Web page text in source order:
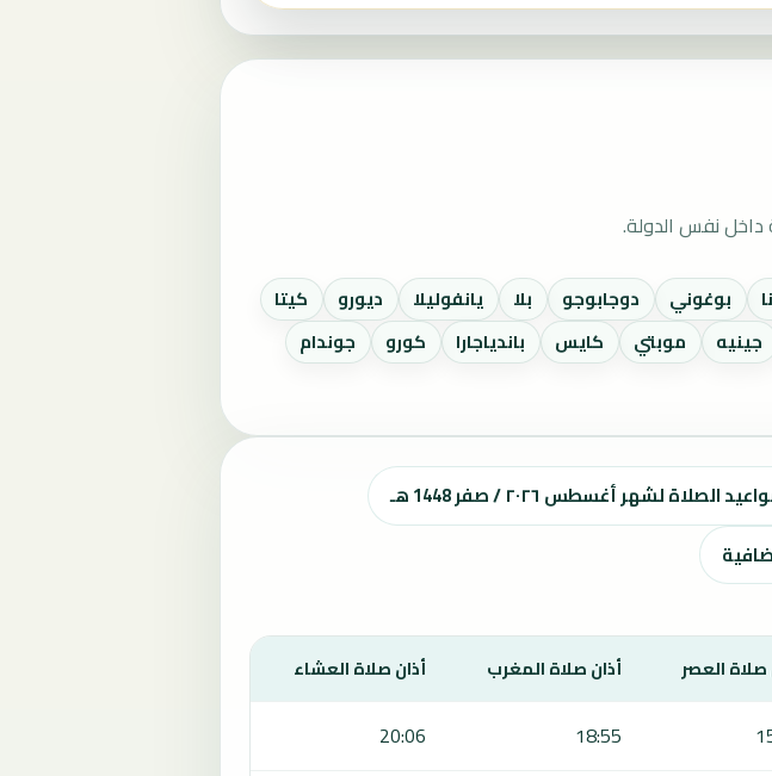
داخل نفس الدولة.
بوغوني دوجابوجو بلا يانفوليلا ديورو
كيتا
جينيه موبتي كايس باندياجارا كورو
جوندام
الصلاة لشهر أغسطس ٢٠٢٦ / صفر 1448 هـ
صلاة العصر أذان صلاة المغرب أذان صلاة العشاء
18:55
20:06